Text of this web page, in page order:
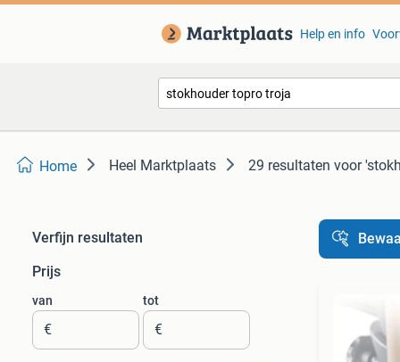
Help en info
Home Heel Marktplaats 29 resultaten voor
Verfijn resultaten
Prijs
van
€
tot
€